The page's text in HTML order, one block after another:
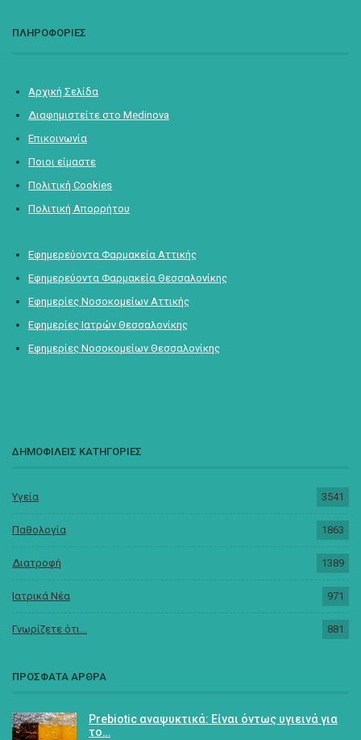
ΠΛΗΡΟΦΟΡΙΕΣ
Αρχική Σελίδα
Διαφημιστείτε στο Medinova
Επικοινωνία
Ποιοι είμαστε
Πολιτική Cookies
Πολιτική Απορρήτου
Εφημερεύοντα Φαρμακεία Αττικής
Εφημερεύοντα Φαρμακεία Θεσσαλονίκης
Εφημερίες Νοσοκομείων Αττικής
Εφημερίες Ιατρών Θεσσαλονίκης
Εφημερίες Νοσοκομείων Θεσσαλονίκης
ΔΗΜΟΦΙΛΕΙΣ ΚΑΤΗΓΟΡΙΕΣ
Υγεία 3541
Παθολογία 1863
Διατροφή 1389
Ιατρικά Νέα 971
Γνωρίζετε ότι... 881
ΠΡΟΣΦΑΤΑ ΑΡΘΡΑ
Prebiotic αναψυκτικά: Είναι όντως υγιεινά για
το…